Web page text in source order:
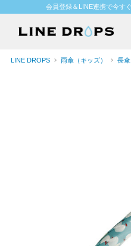
会員登録＆LINE連携で今す
LINE DROPS 雨傘（キッズ） 長傘